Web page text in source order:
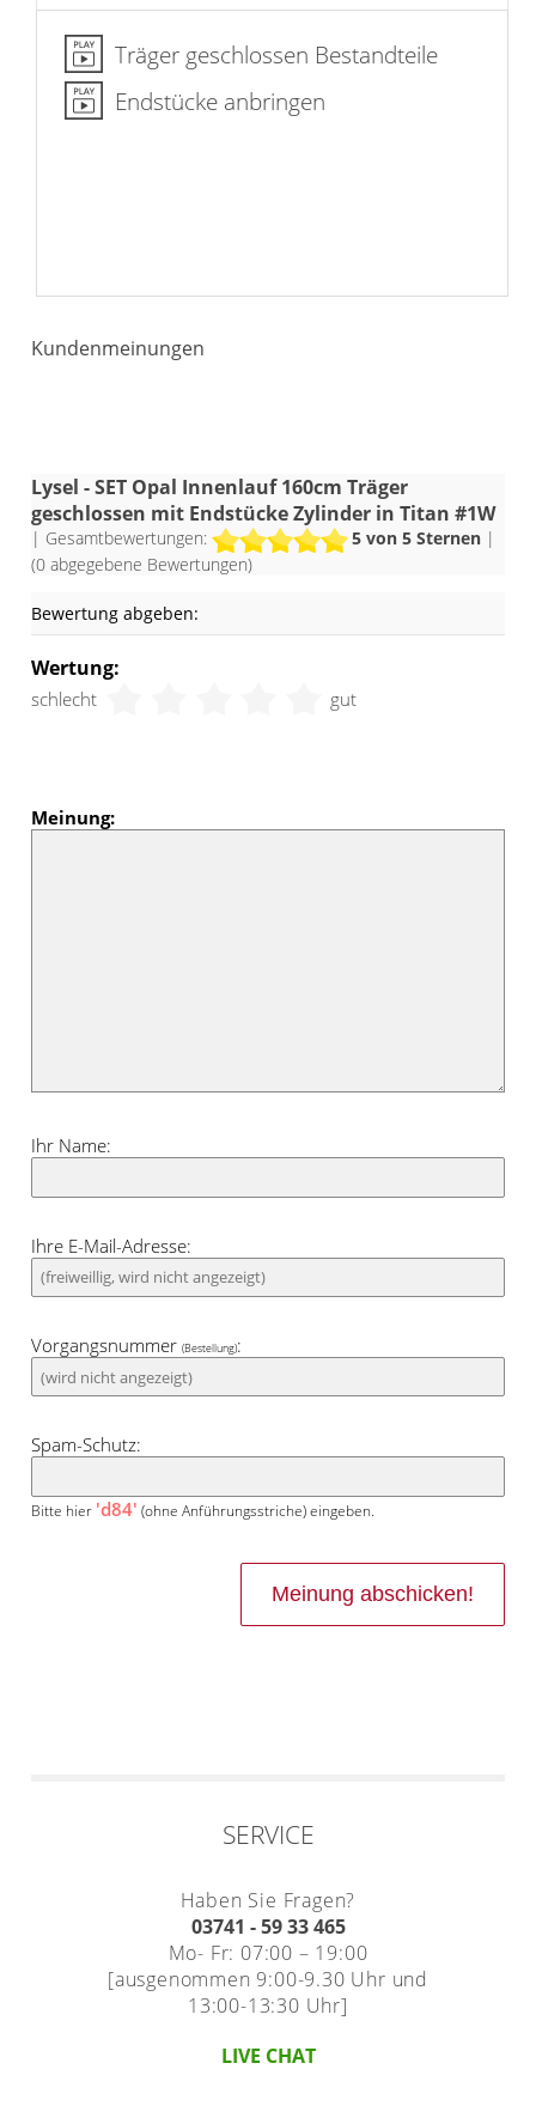
Träger geschlossen Bestandteile
Endstücke anbringen
Kundenmeinungen
Lysel - SET Opal Innenlauf 160cm Träger
geschlossen mit Endstücke Zylinder in Titan #1W
| Gesamtbewertungen: 5von 5 Sternen |
(0 abgegebene Bewertungen)
Bewertung abgeben:
Wertung:
schlecht gut
Meinung:
Ihr Name:
Ihre E-Mail-Adresse:
Vorgangsnummer(Bestellung):
Spam-Schutz:
Bitte hier 'd84' (ohne Anführungsstriche) eingeben.
SERVICE
Haben Sie Fragen?
03741 - 59 33 465
Mo- Fr: 07:00 – 19:00
[ausgenommen 9:00-9.30 Uhr und
13:00-13:30 Uhr]
LIVE CHAT